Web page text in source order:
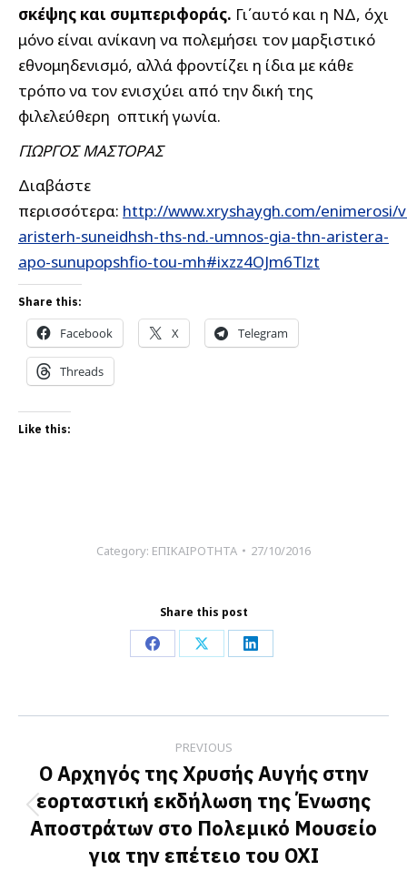
σκέψης και συμπεριφοράς. Γι΄αυτό και η ΝΔ, όχι
μόνο είναι ανίκανη να πολεμήσει τον μαρξιστικό
εθνομηδενισμό, αλλά φροντίζει η ίδια με κάθε
τρόπο να τον ενισχύει από την δική της
φιλελεύθερη οπτική γωνία.
ΓΙΩΡΓΟΣ ΜΑΣΤΟΡΑΣ
Διαβάστε
περισσότερα: http://www.xryshaygh.com/enimerosi/
aristerh-suneidhsh-ths-nd.-umnos-gia-thn-aristera-
apo-sunupopshfio-tou-mh#ixzz4OJm6Tlzt
Share this:
Facebook X Telegram
Threads
Like this:
Category: ΕΠΙΚΑΙΡΟΤΗΤΑ 27/10/2016
Share this post
Share
Facebook
Share
X
Share
LinkedIn
navigation
PREVIOUS
Previous
post:
Ο Αρχηγός της Χρυσής Αυγής στην
εορταστική εκδήλωση της Ένωσης
Αποστράτων στο Πολεμικό Μουσείο
για την επέτειο του ΟΧΙ